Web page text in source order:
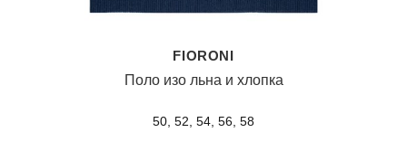
FIORONI
Поло изо льна и хлопка
50, 52, 54, 56, 58